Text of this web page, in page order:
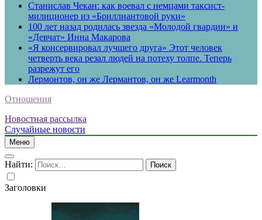
Станислав Чекан: как воевал с немцами таксист-
милиционер из «Бриллиантовой руки»
100 лет назад родилась звезда «Молодой гвардии» и
«Девчат» Инна Макарова
«Я консервировал лучшего друга» Этот человек
четверть века резал людей на потеху толпе. Теперь
разрежут его
Лермонтов, он же Лермантов, он же Learmonth
Отношения
Новостная рассылка
Случайные новости
Меню
Найти:
Заголовки